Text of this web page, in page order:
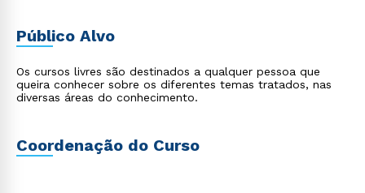
Público Alvo
Os cursos livres são destinados a qualquer pessoa que
queira conhecer sobre os diferentes temas tratados, nas
diversas áreas do conhecimento.
Coordenação do Curso